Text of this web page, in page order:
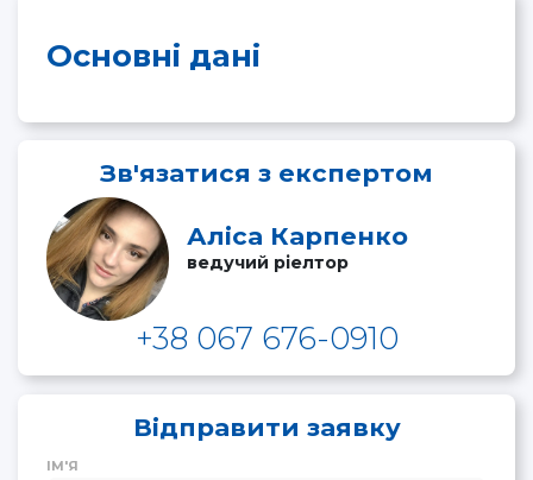
Основні дані
Зв'язатися з експертом
Аліса Карпенко
ведучий ріелтор
+38 067 676-0910
Відправити заявку
ІМ'Я